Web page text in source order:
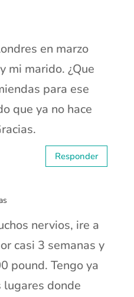
en marzo
mi marido. ¿Que
para ese
que ya no hace
Responder
nervios, ire a
casi 3 semanas y
pound. Tengo ya
lugares donde